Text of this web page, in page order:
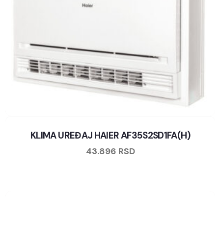
KLIMA UREĐAJ HAIER AF35S2SD1FA(H)
43.896 RSD